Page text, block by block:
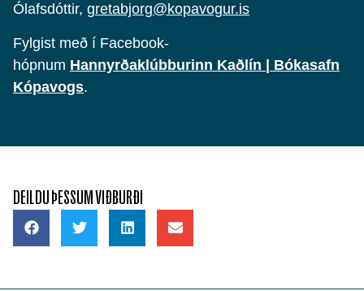
Ólafsdóttir, gretabjorg@kopavogur.is
Fylgist með í Facebook-
hópnum Hannyrðaklúbburinn Kaðlín | Bókasafn
Kópavogs.
DEILDU ÞESSUM VIÐBURÐI